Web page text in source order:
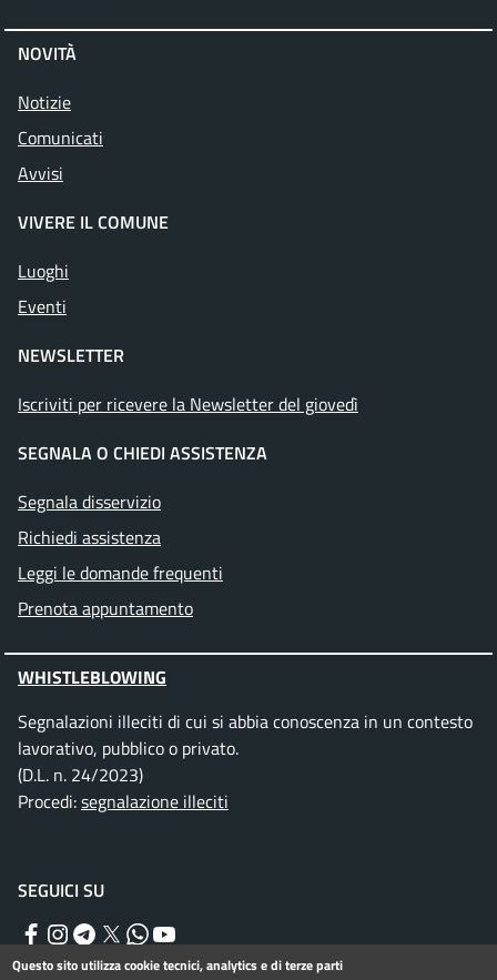
NOVITÀ
Notizie
Comunicati
Avvisi
VIVERE IL COMUNE
Luoghi
Eventi
NEWSLETTER
Iscriviti per ricevere la Newsletter del giovedì
SEGNALA O CHIEDI ASSISTENZA
Segnala disservizio
Richiedi assistenza
Leggi le domande frequenti
Prenota appuntamento
WHISTLEBLOWING
Segnalazioni illeciti di cui si abbia conoscenza in un contesto
lavorativo, pubblico o privato.
(D.L. n. 24/2023)
Procedi:segnalazione illeciti
SEGUICI SU
Facebook
Instagram
Telegram
TwitterWhatsApp
Questo sito utilizza cookie tecnici, analytics e di terze parti